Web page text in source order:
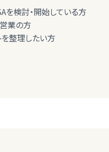
を検討・開始している方
業の方
を整理したい方